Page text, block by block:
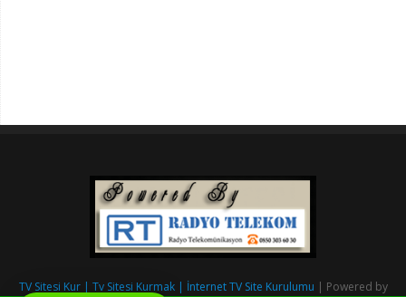
TV Sitesi Kur | Tv Sitesi Kurmak | İnternet TV Site Kurulumu | Powered by